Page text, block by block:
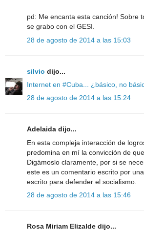
pd: Me encanta esta canción! Sobre
se grabo con el GESI.
28 de agosto de 2014 a las 15:03
silvio dijo...
Internet en #Cuba... ¿básico, no
28 de agosto de 2014 a las 15:24
Adelaida dijo...
En esta compleja interacción de
predomina en mí la convicción de
Digámoslo claramente, por si se
este es un comentario escrito por
escrito para defender el socialismo.
28 de agosto de 2014 a las 15:46
Rosa Miriam Elizalde dijo...